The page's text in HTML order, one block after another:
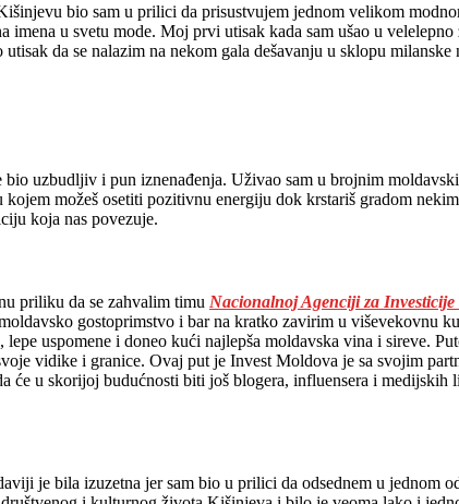
bio sam u prilici da prisustvujem jednom velikom
imena u svetu mode. Moj prvi utisak kada sam ušao u
utisak da se nalazim na nekom gala dešavanju u sklopu
uzbudljiv i pun iznenađenja. Uživao sam u brojnim
kojem možeš osetiti pozitivnu energiju dok krstariš gradom
koja nas povezuje.
priliku da se zahvalim timu Nacionalnoj Agenciji za
gostoprimstvo i bar na kratko zavirim u viševekovnu
uspomene i doneo kući najlepša moldavska vina i sireve.
vidike i granice. Ovaj put je Invest Moldova je sa svojim
će u skorijoj budućnosti biti još blogera, influensera i
je bila izuzetna jer sam bio u prilici da odsednem u jednom